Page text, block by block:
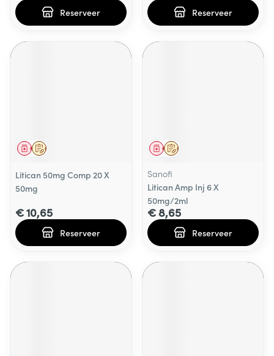
Reserveer Reserveer
Op voorschrift
Geneesmiddel
Litican 50mg Comp 20 X
50mg
€ 10,65
Reserveer
Op voorschrift
Geneesmiddel
Sanofi
Litican Amp Inj 6 X
50mg/2ml
€ 8,65
Reserveer